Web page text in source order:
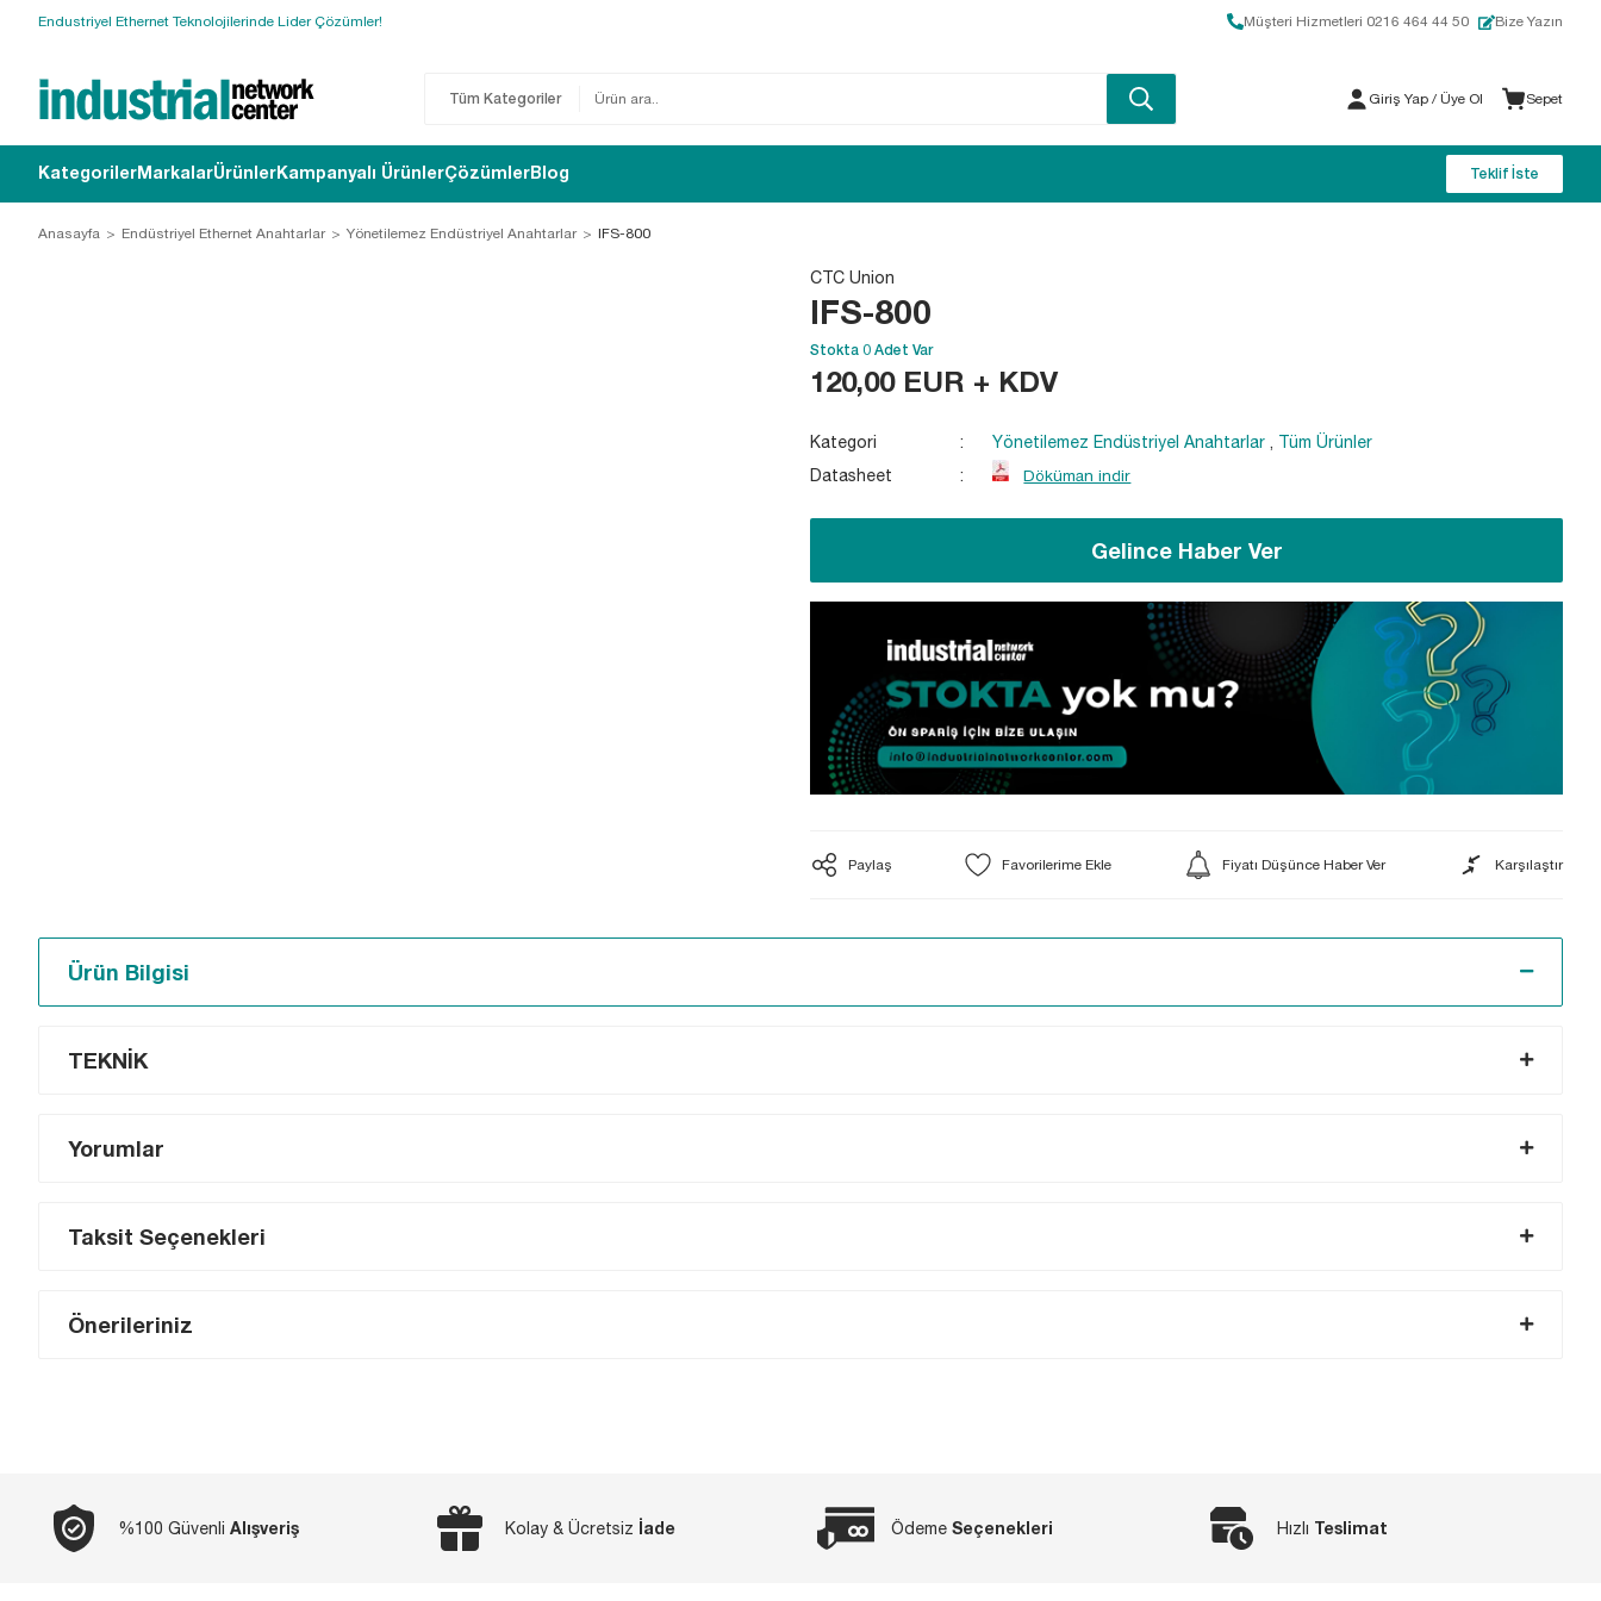
Endustriyel Ethernet Teknolojilerinde Lider Çözümler! Müşteri Hizmetleri 0216 464 44 50 Bize Yazın
Giriş Yap / Üye Ol Sepet
KategorilerMarkalarÜrünlerKampanyalı ÜrünlerÇözümlerBlog Teklif İste
Anasayfa Endüstriyel Ethernet Anahtarlar Yönetilemez Endüstriyel Anahtarlar IFS-800
CTC Union
IFS-800
Stokta 0 Adet Var
120,00EUR + KDV
Kategori Yönetilemez Endüstriyel Anahtarlar , Tüm Ürünler
Datasheet
Döküman indir
Gelince Haber Ver
Paylaş Fiyatı Düşünce Haber Ver Karşılaştır
Ürün Bilgisi
TEKNİK
Yorumlar
Taksit Seçenekleri
Önerileriniz
%100 Güvenli Alışveriş Kolay & Ücretsiz İade Ödeme Seçenekleri Hızlı Teslimat